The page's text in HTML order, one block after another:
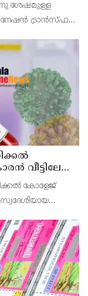
ശേഷമുള്ള
ട്രാൻസ്ഫർ
വീട്ടിലേക്ക്
കോളേജ്